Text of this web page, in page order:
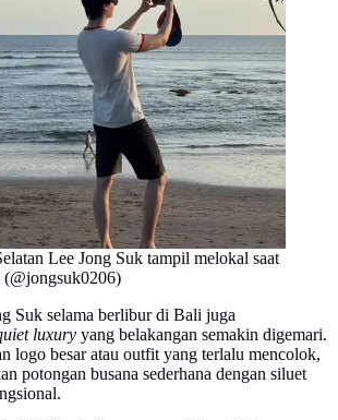
Lee Jong Suk tampil melokal saat
Suk selama berlibur di Bali juga
luxury yang belakangan semakin digemari.
logo besar atau outfit yang terlalu mencolok,
potongan busana sederhana dengan siluet